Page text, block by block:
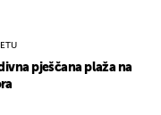
pješčana plaža na